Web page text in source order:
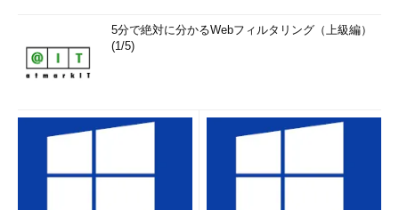
5分で絶対に分かるWebフィルタリング（上級編）
(1/5)